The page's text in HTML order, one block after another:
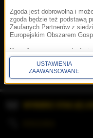
Prywatność
Zgoda jest dobrowolna i
zgoda będzie też podstawą
Zaufanych Partnerów z
Europejskim Obszarem
Ponadto masz prawo
ograniczenia przetwarzania
Prezesa Urzędu Ochrony
znajdziesz informacje jak
informacje na temat
USTAWIENIA
ZAAWANSOWANE